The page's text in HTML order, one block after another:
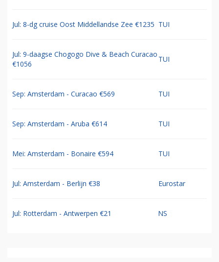
Jul: 8-dg cruise Oost Middellandse Zee €1235 TUI
Jul: 9-daagse Chogogo Dive & Beach Curacao
€1056
TUI
Sep: Amsterdam - Curacao €569 TUI
Sep: Amsterdam - Aruba €614 TUI
Mei: Amsterdam - Bonaire €594 TUI
Jul: Amsterdam - Berlijn €38 Eurostar
Jul: Rotterdam - Antwerpen €21 NS